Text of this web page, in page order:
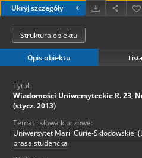
Ukryj szczegóły
Struktura obiektu
Opis obiektu
Tytuł:
Wiadomości Uniwersyteckie R. 23,
(stycz. 2013)
Temat i słowa kluczowe:
Uniwersytet Marii Curie-Skłodowskiej
prasa studencka